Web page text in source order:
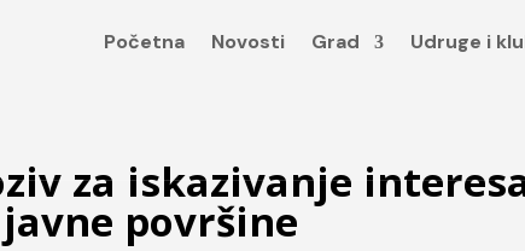
Početna Novosti Grad Udruge i
za iskazivanje
površine